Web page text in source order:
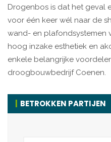
Drogenbos is dat het geval
voor één keer wél naar de
wand- en plafondsystemen
hoog inzake esthetiek en
enkele belangrijke
droogbouwbedrijf Coenen.
BETROKKEN PARTIJEN